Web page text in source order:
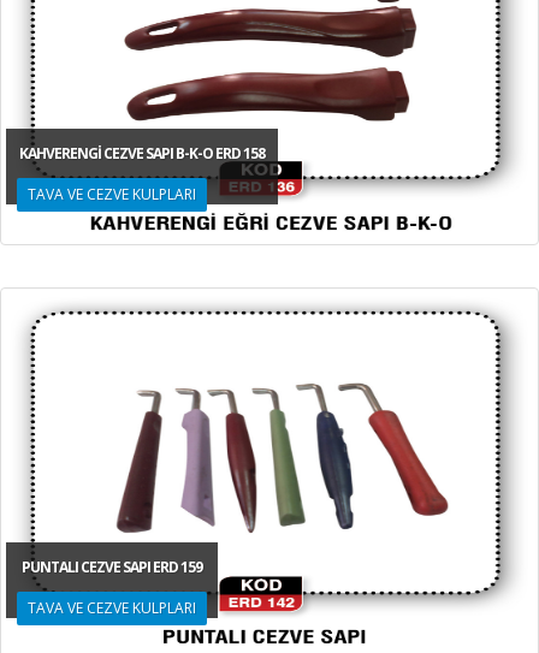
KAHVERENGİ CEZVE SAPI B-K-O ERD 158
TAVA VE CEZVE KULPLARI
PUNTALI CEZVE SAPI ERD 159
TAVA VE CEZVE KULPLARI